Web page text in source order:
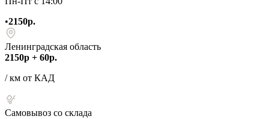
•2150р.
Ленинградская область
2150р + 60р.
/ км от КАД
Самовывоз со склада